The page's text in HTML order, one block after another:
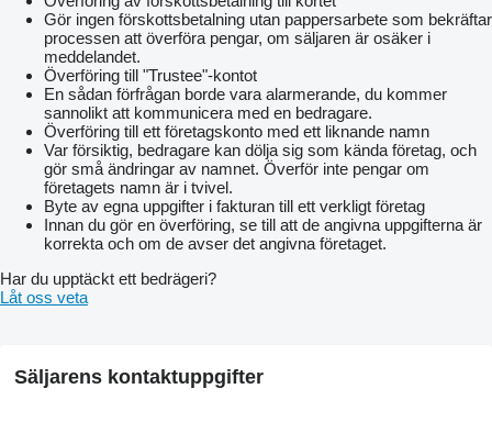
Gör ingen förskottsbetalning utan pappersarbete som bekräftar
processen att överföra pengar, om säljaren är osäker i
meddelandet.
Överföring till "Trustee"-kontot
En sådan förfrågan borde vara alarmerande, du kommer
sannolikt att kommunicera med en bedragare.
Överföring till ett företagskonto med ett liknande namn
Var försiktig, bedragare kan dölja sig som kända företag, och
gör små ändringar av namnet. Överför inte pengar om
företagets namn är i tvivel.
Byte av egna uppgifter i fakturan till ett verkligt företag
Innan du gör en överföring, se till att de angivna uppgifterna är
korrekta och om de avser det angivna företaget.
Har du upptäckt ett bedrägeri?
Låt oss veta
Säljarens kontaktuppgifter